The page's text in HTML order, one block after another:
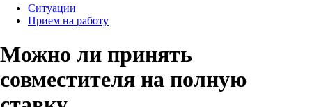
Ситуации
Прием на работу
Можно ли принять
совместителя на полную